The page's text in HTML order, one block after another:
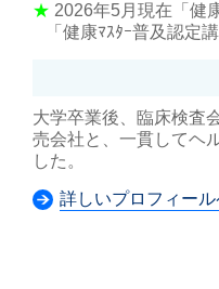
★ 2026年5月現在「健
「健康ﾏｽﾀｰ普及認定
大学卒業後、臨床検査
売会社と、一貫してヘ
した。
詳しいプロフィー